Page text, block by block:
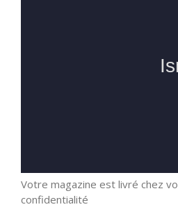
Votre magazine est livré chez
confidentialité